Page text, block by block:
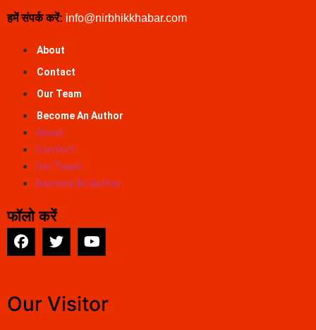
हमें संपर्क करें: info@nirbhikkhabar.com
About
Contact
Our Team
Become An Author
About
Contact
Our Team
Become An Author
फॉलो करें
Our Visitor